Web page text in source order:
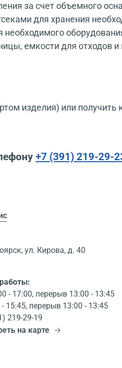
за счет объемного
для хранения
емкости для отходов
изделия) или получить
+7 (391) 219-29-
ул. Кирова, д. 40
- 17:00, перерыв 13:00 - 13:45
- 15:45, перерыв 13:00 - 13:45
219-29-19
на карте